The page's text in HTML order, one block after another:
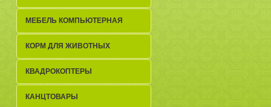
МЕБЕЛЬ КОМПЬЮТЕРНАЯ
КОРМ ДЛЯ ЖИВОТНЫХ
КВАДРОКОПТЕРЫ
КАНЦТОВАРЫ